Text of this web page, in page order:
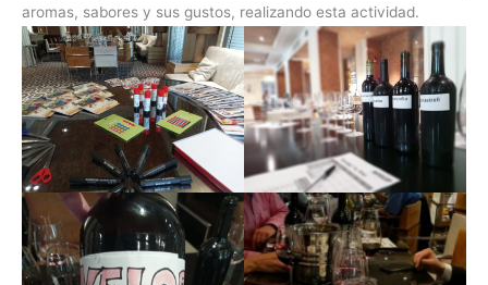
aromas, sabores y sus gustos, realizando esta actividad.